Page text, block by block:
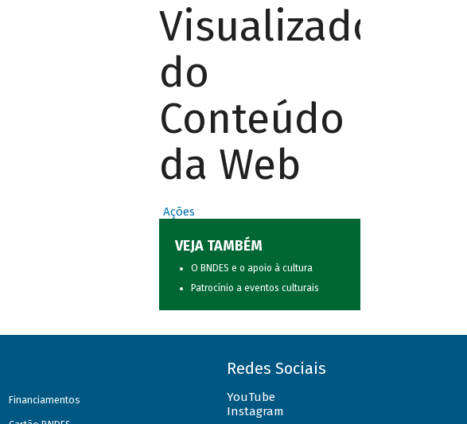
Visualizador
do
Conteúdo
da Web
Ações
VEJA TAMBÉM
O BNDES e o apoio à cultura
Patrocínio a eventos culturais
Financiamentos
Redes Sociais
YouTube
Instagram